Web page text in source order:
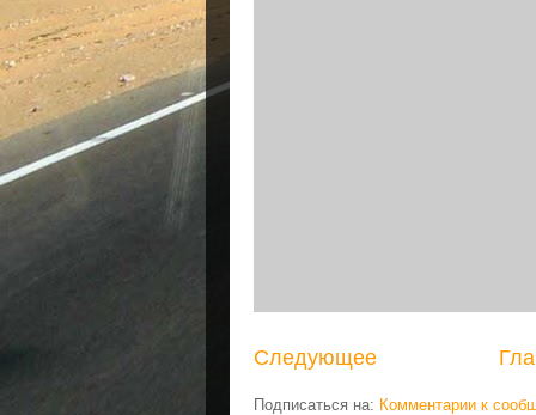
Следующее
Подписаться на: Комментарии к